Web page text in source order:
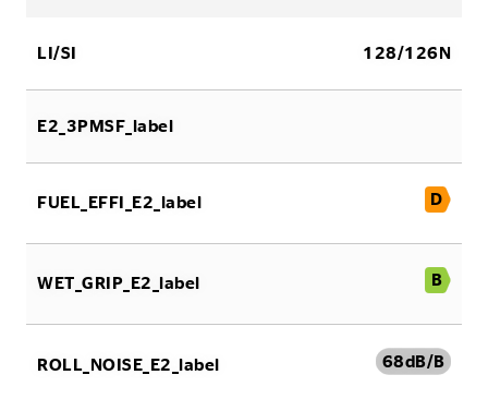
LI/SI 128/126N
E2_3PMSF_label
FUEL_EFFI_E2_label D
WET_GRIP_E2_label B
ROLL_NOISE_E2_label 68dB/B